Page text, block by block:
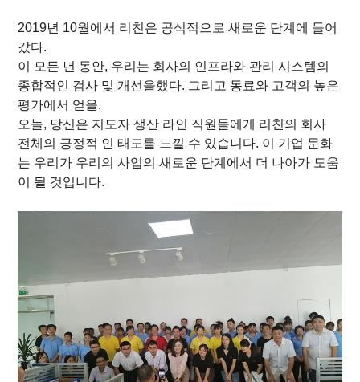
2019년 10월에서 리친은 공식적으로 새로운 단계에 들어
갔다.
이 모든 년 동안, 우리는 회사의 인프라와 관리 시스템의
종합적인 검사 및 개선을했다. 그리고 동료와 고객의 높은
평가에서 얻을.
오늘, 당신은 지도자 생산 라인 직원들에게 리친의 회사
전체의 긍정적 인 태도를 느낄 수 있습니다. 이 기업 문화
는 우리가 우리의 사업의 새로운 단계에서 더 나아가 도움
이 될 것입니다.